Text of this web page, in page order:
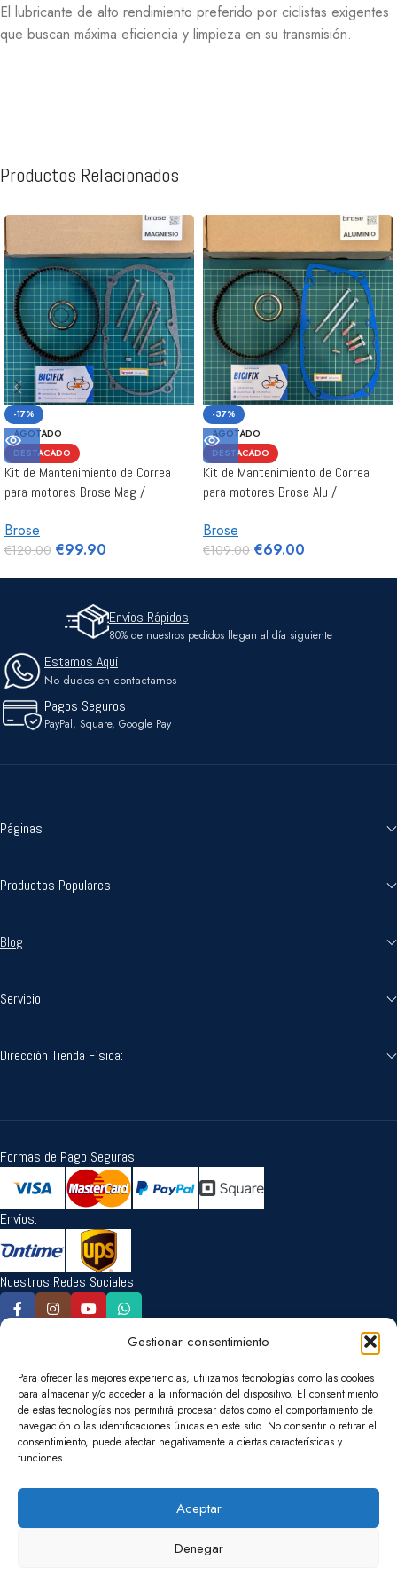
Gestionar consentimiento
Para ofrecer las mejores experiencias, utilizamos tecnologías como las cookies
para almacenar y/o acceder a la información del dispositivo. El consentimiento
de estas tecnologías nos permitirá procesar datos como el comportamiento de
navegación o las identificaciones únicas en este sitio. No consentir o retirar el
consentimiento, puede afectar negativamente a ciertas características y
funciones.
Aceptar
Denegar
El lubricante de alto rendimiento preferido por ciclistas exigentes
que buscan máxima eficiencia y limpieza en su transmisión.
Productos Relacionados
-17%
AGOTADO
DESTACADO
Kit de Mantenimiento de Correa
para motores Brose Mag /
Brose
€120.00 €99.90
-37%
AGOTADO
DESTACADO
Kit de Mantenimiento de Correa
para motores Brose Alu /
Brose
€109.00 €69.00
Envíos Rápidos
80% de nuestros pedidos llegan al día siguiente
Estamos Aquí
No dudes en contactarnos
Pagos Seguros
PayPal, Square, Google Pay
Páginas
Productos Populares
Blog
Servicio
Dirección Tienda Física:
Formas de Pago Seguras:
Envíos:
Nuestros Redes Sociales
Cambiar la Moneda:
Cambiar País de Entrega: